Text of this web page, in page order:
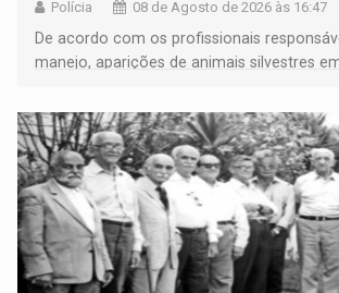
Polícia 08 de Agosto de 2026 às 16:47
De acordo com os profissionais
manejo, aparições de animais silvestres